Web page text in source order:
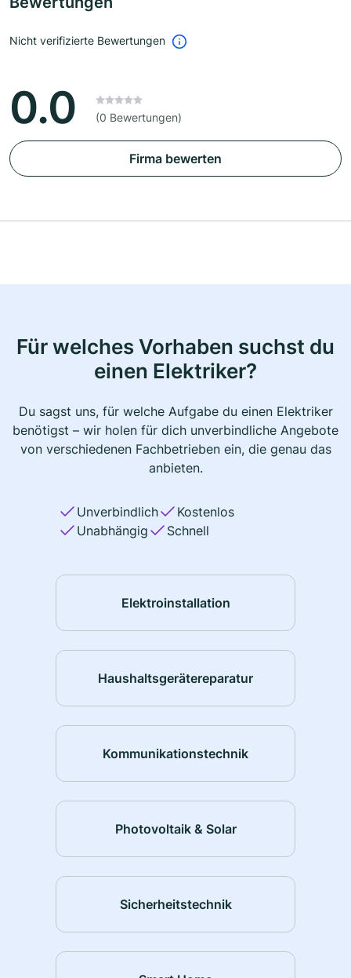
Nicht verifizierte Bewertungen
0.0 (0 Bewertungen)
Firma bewerten
Für welches Vorhaben suchst du
einen Elektriker?
Du sagst uns, für welche Aufgabe du einen Elektriker
benötigst – wir holen für dich unverbindliche Angebote
von verschiedenen Fachbetrieben ein, die genau das
anbieten.
Unverbindlich
Kostenlos
Unabhängig
Schnell
Elektroinstallation
Haushaltsgerätereparatur
Kommunikationstechnik
Photovoltaik & Solar
Sicherheitstechnik